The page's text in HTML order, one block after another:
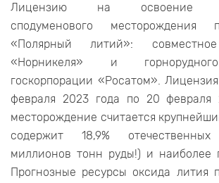
Лицензию на освоение
сподуменового месторождения
«Полярный литий»:
«Норникеля» и
госкорпорации «Росатом».
февраля 2023 года по 20 февраля
месторождение считается
содержит 18,9%
миллионов тонн руды!) и наиболее
Прогнозные ресурсы оксида лития